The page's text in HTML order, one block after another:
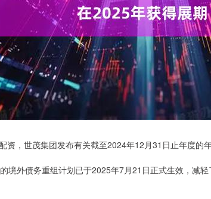
资，世茂集团发布有关截至2024年12月31日止年度的
境外债务重组计划已于2025年7月21日正式生效，减